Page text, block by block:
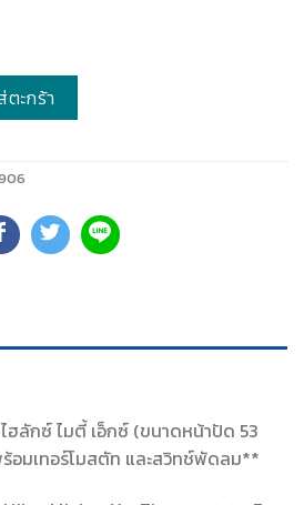
ตะกร้า
ฮลักซ์ ไมตี้ เอ็กซ์ (ขนาดหน้าปัด 53
อมเทอร์โมสตัท และสวิทช์พัดลม**